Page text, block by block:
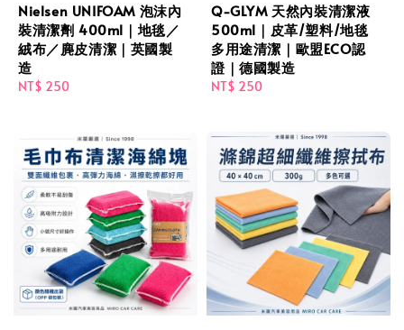
Nielsen UNIFOAM 泡沫內
裝清潔劑 400ml｜地毯／
絨布／麂皮清潔｜英國製
造
Regular
NT$ 250
Q-GLYM 天然內裝清潔液
500ml｜皮革/塑料/地毯
多用途清潔｜歐盟ECO認
證｜德國製造
Regular
NT$ 250